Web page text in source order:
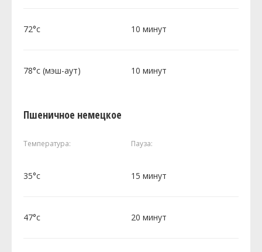
72°c 10 минут
78°c (мэш-аут) 10 минут
Пшеничное немецкое
Температура: Пауза:
35°c 15 минут
47°c 20 минут